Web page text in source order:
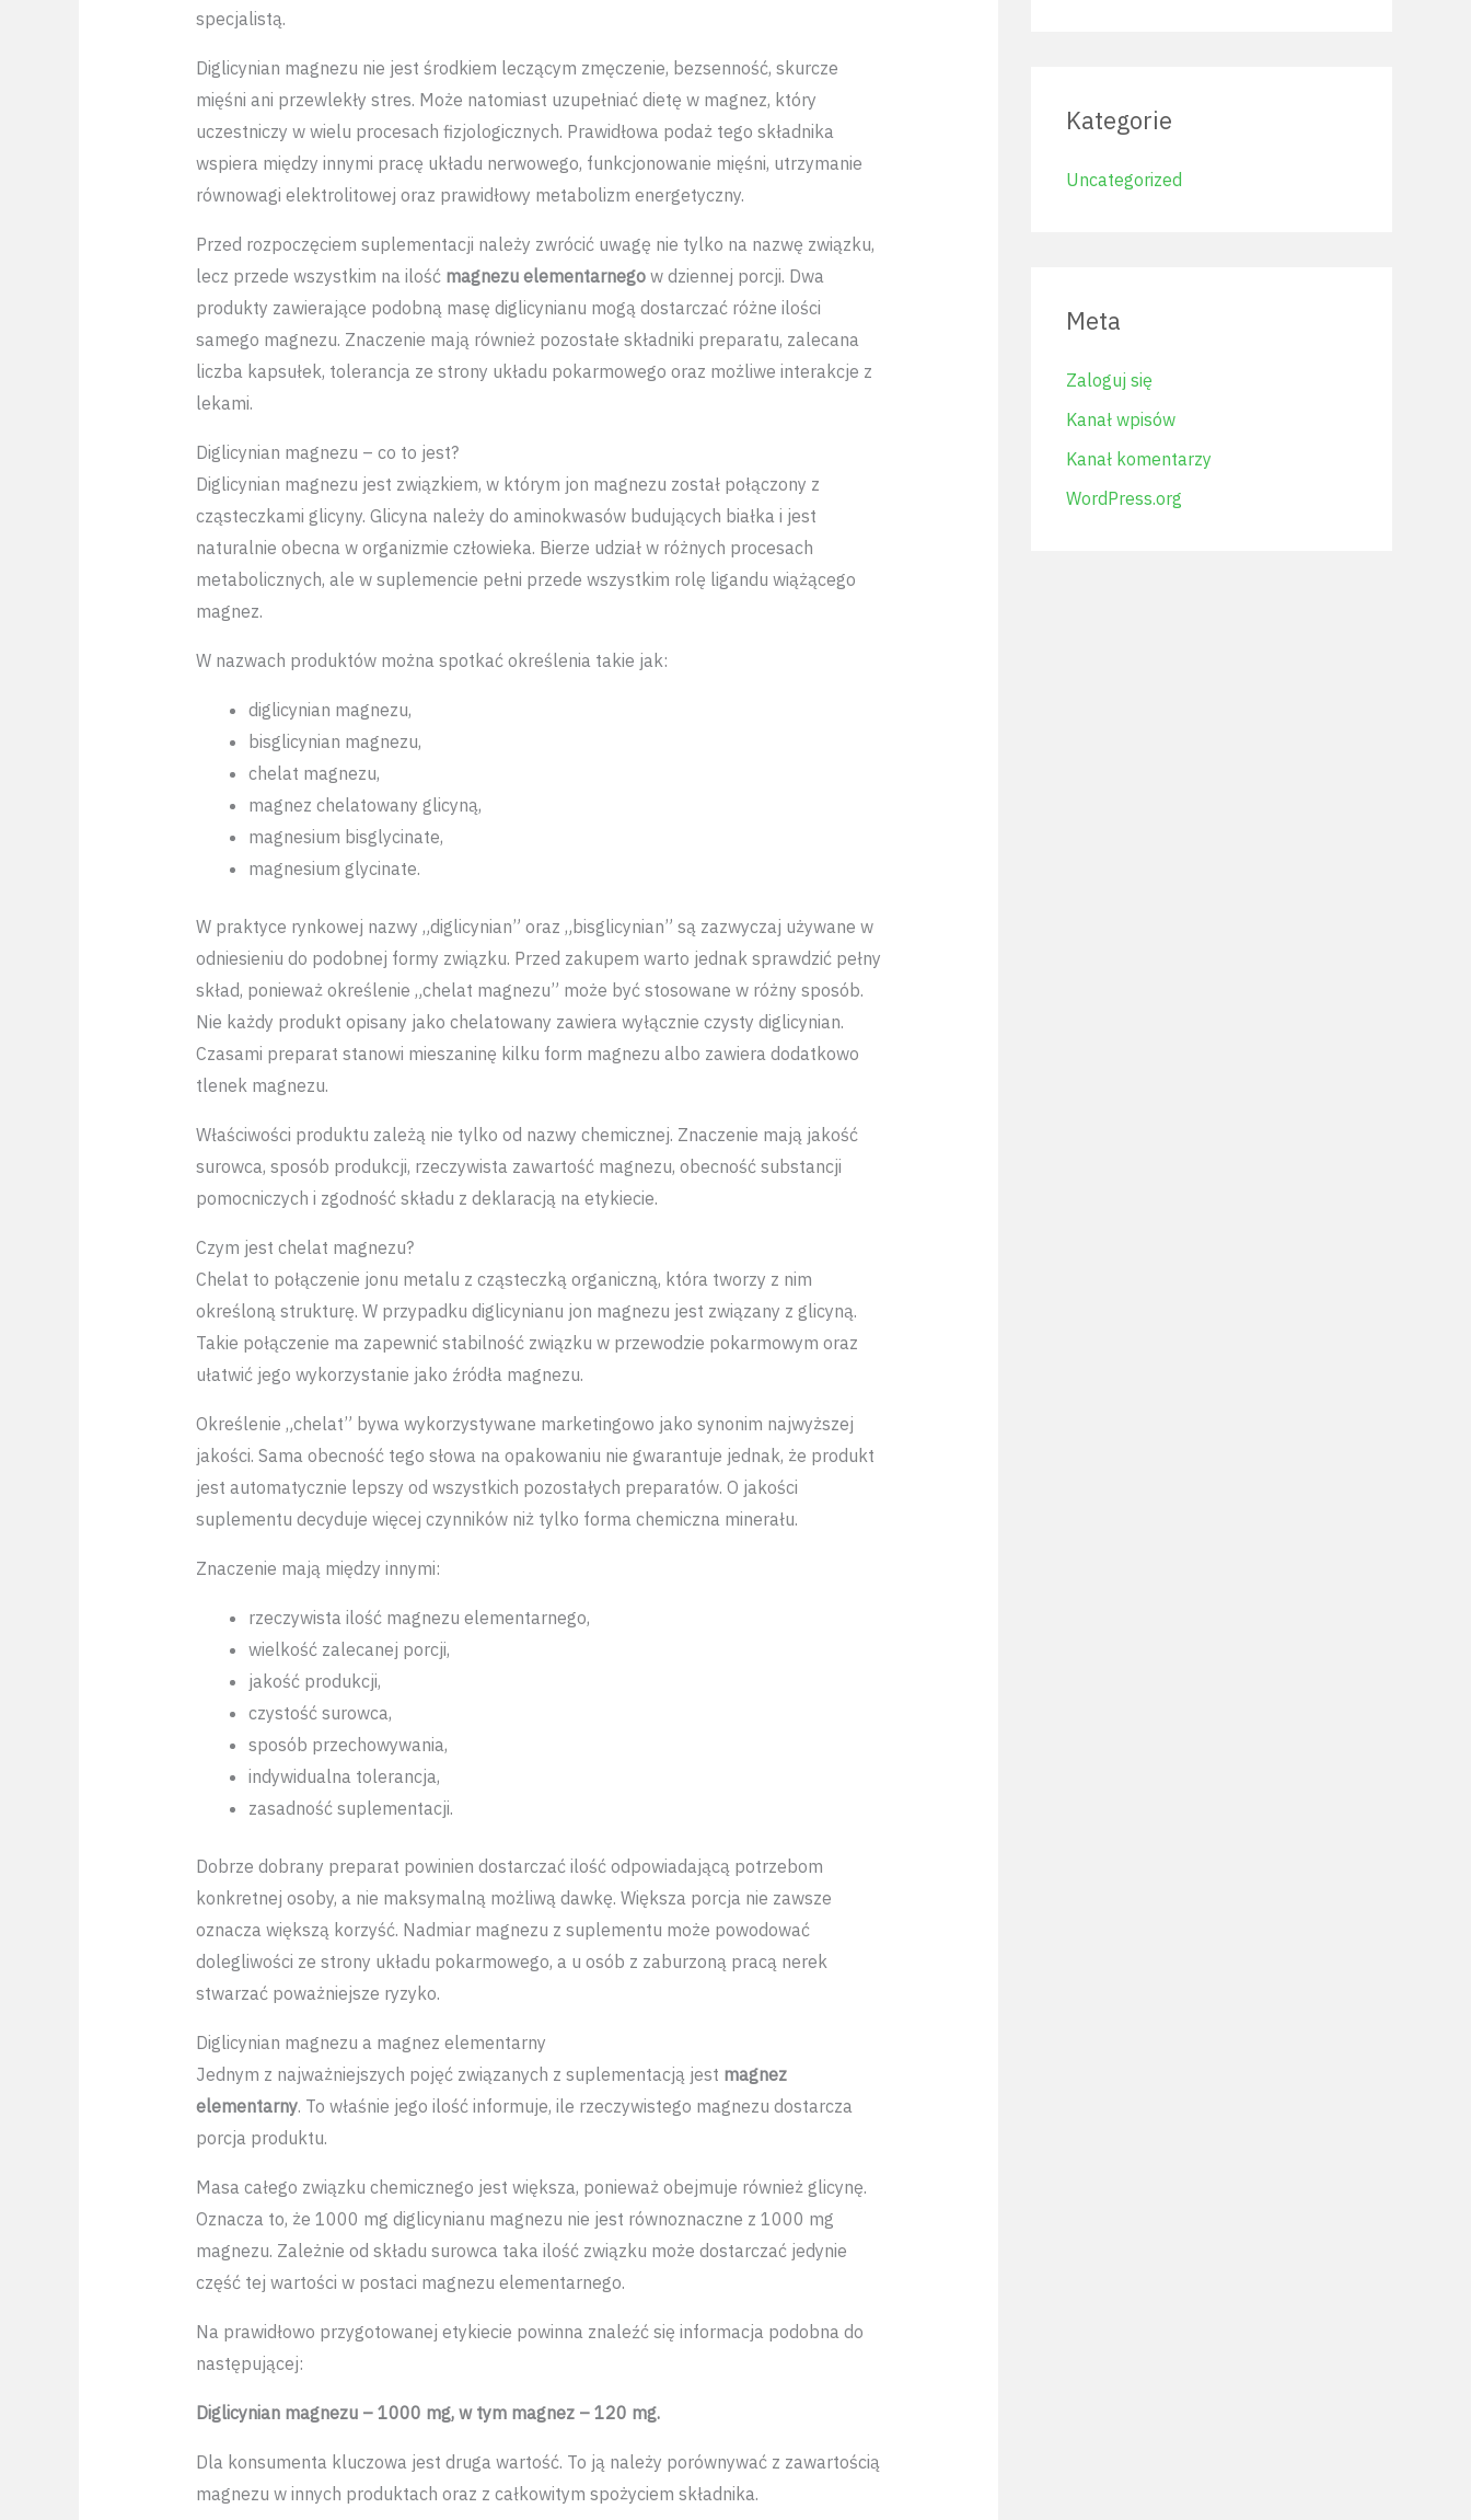
specjalistą.
Diglicynian magnezu nie jest środkiem leczącym zmęczenie, bezsenność, skurcze
mięśni ani przewlekły stres. Może natomiast uzupełniać dietę w magnez, który
uczestniczy w wielu procesach fizjologicznych. Prawidłowa podaż tego składnika
wspiera między innymi pracę układu nerwowego, funkcjonowanie mięśni, utrzymanie
równowagi elektrolitowej oraz prawidłowy metabolizm energetyczny.
Przed rozpoczęciem suplementacji należy zwrócić uwagę nie tylko na nazwę związku,
lecz przede wszystkim na ilość magnezu elementarnegow dziennej porcji. Dwa
produkty zawierające podobną masę diglicynianu mogą dostarczać różne ilości
samego magnezu. Znaczenie mają również pozostałe składniki preparatu, zalecana
liczba kapsułek, tolerancja ze strony układu pokarmowego oraz możliwe interakcje z
lekami.
Diglicynian magnezu – co to jest?
Diglicynian magnezu jest związkiem, w którym jon magnezu został połączony z
cząsteczkami glicyny. Glicyna należy do aminokwasów budujących białka i jest
naturalnie obecna w organizmie człowieka. Bierze udział w różnych procesach
metabolicznych, ale w suplemencie pełni przede wszystkim rolę ligandu wiążącego
magnez.
W nazwach produktów można spotkać określenia takie jak:
diglicynian magnezu,
bisglicynian magnezu,
chelat magnezu,
magnez chelatowany glicyną,
magnesium bisglycinate,
magnesium glycinate.
W praktyce rynkowej nazwy „diglicynian” oraz „bisglicynian” są zazwyczaj używane w
odniesieniu do podobnej formy związku. Przed zakupem warto jednak sprawdzić pełny
skład, ponieważ określenie „chelat magnezu” może być stosowane w różny sposób.
Nie każdy produkt opisany jako chelatowany zawiera wyłącznie czysty diglicynian.
Czasami preparat stanowi mieszaninę kilku form magnezu albo zawiera dodatkowo
tlenek magnezu.
Właściwości produktu zależą nie tylko od nazwy chemicznej. Znaczenie mają jakość
surowca, sposób produkcji, rzeczywista zawartość magnezu, obecność substancji
pomocniczych i zgodność składu z deklaracją na etykiecie.
Czym jest chelat magnezu?
Chelat to połączenie jonu metalu z cząsteczką organiczną, która tworzy z nim
określoną strukturę. W przypadku diglicynianu jon magnezu jest związany z glicyną.
Takie połączenie ma zapewnić stabilność związku w przewodzie pokarmowym oraz
ułatwić jego wykorzystanie jako źródła magnezu.
Określenie „chelat” bywa wykorzystywane marketingowo jako synonim najwyższej
jakości. Sama obecność tego słowa na opakowaniu nie gwarantuje jednak, że produkt
jest automatycznie lepszy od wszystkich pozostałych preparatów. O jakości
suplementu decyduje więcej czynników niż tylko forma chemiczna minerału.
Znaczenie mają między innymi:
rzeczywista ilość magnezu elementarnego,
wielkość zalecanej porcji,
jakość produkcji,
czystość surowca,
sposób przechowywania,
indywidualna tolerancja,
zasadność suplementacji.
Dobrze dobrany preparat powinien dostarczać ilość odpowiadającą potrzebom
konkretnej osoby, a nie maksymalną możliwą dawkę. Większa porcja nie zawsze
oznacza większą korzyść. Nadmiar magnezu z suplementu może powodować
dolegliwości ze strony układu pokarmowego, a u osób z zaburzoną pracą nerek
stwarzać poważniejsze ryzyko.
Diglicynian magnezu a magnez elementarny
Jednym z najważniejszych pojęć związanych z suplementacją jest magnez
elementarny. To właśnie jego ilość informuje, ile rzeczywistego magnezu dostarcza
porcja produktu.
Masa całego związku chemicznego jest większa, ponieważ obejmuje również glicynę.
Oznacza to, że 1000 mg diglicynianu magnezu nie jest równoznaczne z 1000 mg
magnezu. Zależnie od składu surowca taka ilość związku może dostarczać jedynie
część tej wartości w postaci magnezu elementarnego.
Na prawidłowo przygotowanej etykiecie powinna znaleźć się informacja podobna do
następującej:
Diglicynian magnezu – 1000 mg, w tym magnez – 120 mg.
Dla konsumenta kluczowa jest druga wartość. To ją należy porównywać z zawartością
magnezu w innych produktach oraz z całkowitym spożyciem składnika.
Kategorie
Uncategorized
Meta
Zaloguj się
Kanał wpisów
Kanał komentarzy
WordPress.org